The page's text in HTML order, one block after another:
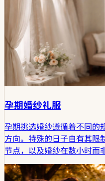
孕期婚纱礼服
孕期挑选婚纱遵循着不同的
方向。特殊的日子自有其限
节点，以及婚纱在数小时而
孕期婚纱在试穿、仪式及
的想象，而是必须切实可行